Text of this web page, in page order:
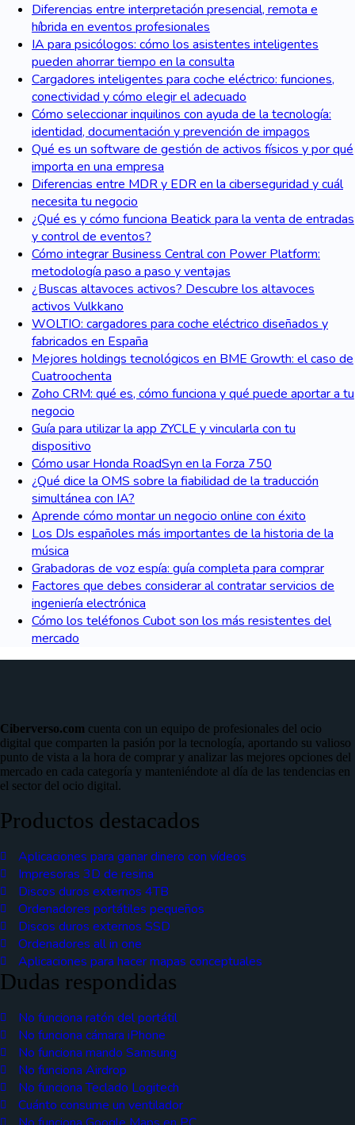
Diferencias entre interpretación presencial, remota e
híbrida en eventos profesionales
IA para psicólogos: cómo los asistentes inteligentes
pueden ahorrar tiempo en la consulta
Cargadores inteligentes para coche eléctrico: funciones,
conectividad y cómo elegir el adecuado
Cómo seleccionar inquilinos con ayuda de la tecnología:
identidad, documentación y prevención de impagos
Qué es un software de gestión de activos físicos y por qué
importa en una empresa
Diferencias entre MDR y EDR en la ciberseguridad y cuál
necesita tu negocio
¿Qué es y cómo funciona Beatick para la venta de entradas
y control de eventos?
Cómo integrar Business Central con Power Platform:
metodología paso a paso y ventajas
¿Buscas altavoces activos? Descubre los altavoces
activos Vulkkano
WOLTIO: cargadores para coche eléctrico diseñados y
fabricados en España
Mejores holdings tecnológicos en BME Growth: el caso de
Cuatroochenta
Zoho CRM: qué es, cómo funciona y qué puede aportar a tu
negocio
Guía para utilizar la app ZYCLE y vincularla con tu
dispositivo
Cómo usar Honda RoadSyn en la Forza 750
¿Qué dice la OMS sobre la fiabilidad de la traducción
simultánea con IA?
Aprende cómo montar un negocio online con éxito
Los DJs españoles más importantes de la historia de la
música
Grabadoras de voz espía: guía completa para comprar
Factores que debes considerar al contratar servicios de
ingeniería electrónica
Cómo los teléfonos Cubot son los más resistentes del
mercado
Ciberverso.com cuenta con un equipo de profesionales del ocio
digital que comparten la pasión por la tecnología, aportando su valioso
punto de vista a la hora de comprar y analizar las mejores opciones del
mercado en cada categoría y manteniéndote al día de las tendencias en
el sector del ocio digital.
Productos destacados
Aplicaciones para ganar dinero con vídeos
Impresoras 3D de resina
Discos duros externos 4TB
Ordenadores portátiles pequeños
Discos duros externos SSD
Ordenadores all in one
Aplicaciones para hacer mapas conceptuales
Dudas respondidas
No funciona ratón del portátil
No funciona cámara iPhone
No funciona mando Samsung
No funciona Airdrop
No funciona Teclado Logitech
Cuánto consume un ventilador